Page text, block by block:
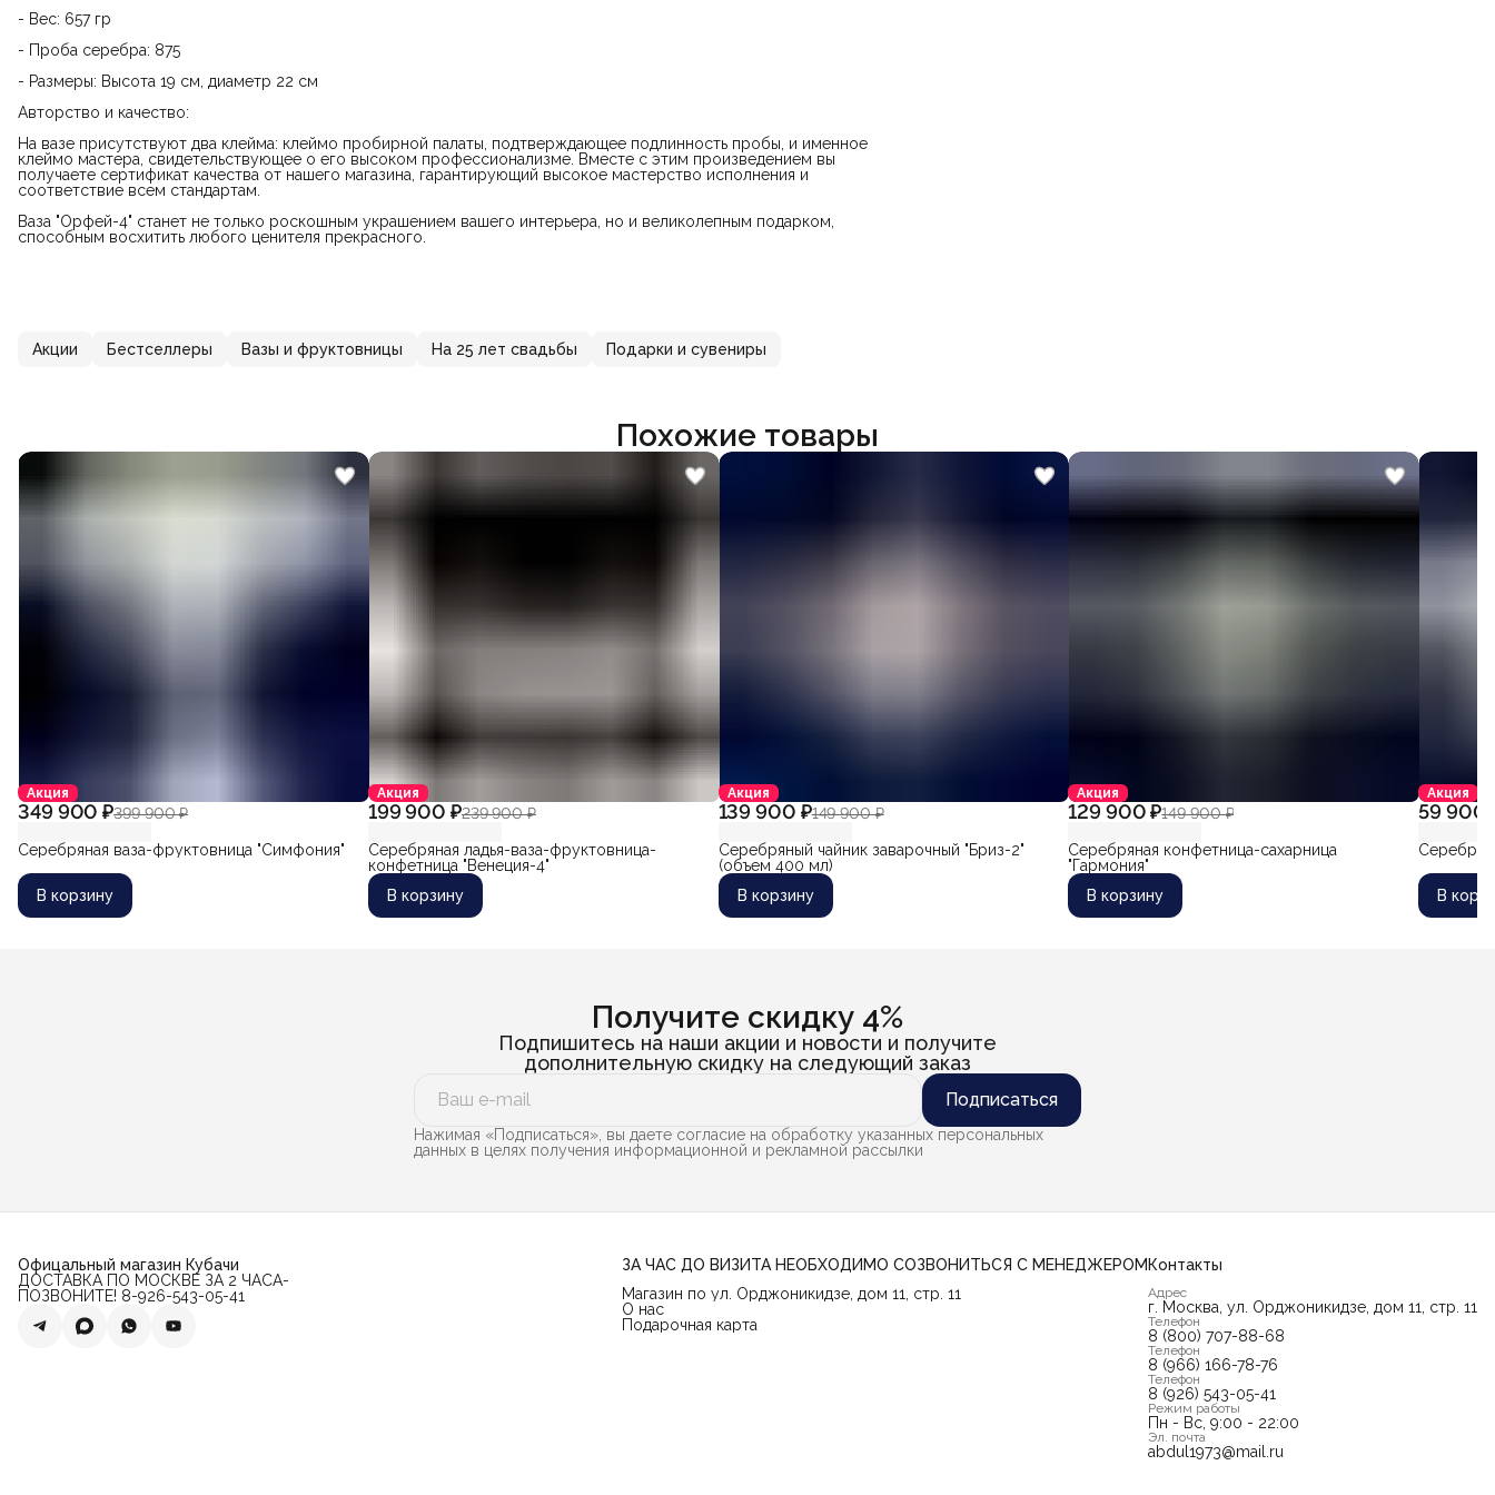
- Вес: 657 гр
- Проба серебра: 875
- Размеры: Высота 19 см, диаметр 22 см
Авторство и качество:
На вазе присутствуют два клейма: клеймо пробирной палаты, подтверждающее подлинность пробы, и именное
клеймо мастера, свидетельствующее о его высоком профессионализме. Вместе с этим произведением вы
получаете сертификат качества от нашего магазина, гарантирующий высокое мастерство исполнения и
соответствие всем стандартам.
Ваза "Орфей-4" станет не только роскошным украшением вашего интерьера, но и великолепным подарком,
способным восхитить любого ценителя прекрасного.
Акции Бестселлеры Вазы и фруктовницы На 25 лет свадьбы Подарки и сувениры
Похожие товары
Акция
349 900 ₽399 900 ₽
Серебряная ваза-фруктовница "Симфония"
В корзину
Акция
199 900 ₽239 900 ₽
Серебряная ладья-ваза-фруктовница-
конфетница "Венеция-4"
В корзину
Акция
139 900 ₽149 900 ₽
Серебряный чайник заварочный "Бриз-2"
(объем 400 мл)
В корзину
Акция
129 900 ₽149 900 ₽
Серебряная конфетница-сахарница
"Гармония"
В корзину
Акция
59 900
В
Получите скидку 4%
Подпишитесь на наши акции и новости и получите
дополнительную скидку на следующий заказ
Подписаться
Нажимая «Подписаться», вы даете согласие на обработку указанных персональных
данных в целях получения информационной и рекламной рассылки
Офицальный магазин Кубачи
ДОСТАВКА ПО МОСКВЕ ЗА 2 ЧАСА-
ПОЗВОНИТЕ! 8-926-543-05-41
ЗА ЧАС ДО ВИЗИТА НЕОБХОДИМО СОЗВОНИТЬСЯ С МЕНЕДЖЕРОМ
Магазин по ул. Орджоникидзе, дом 11, стр. 11
О нас
Подарочная карта
Контакты
Адрес
г. Москва, ул. Орджоникидзе, дом 11, стр. 11
Телефон
8 (800) 707-88-68
Телефон
8 (966) 166-78-76
Телефон
8 (926) 543-05-41
Режим работы
Пн - Вс, 9:00 - 22:00
Эл. почта
abdul1973@mail.ru